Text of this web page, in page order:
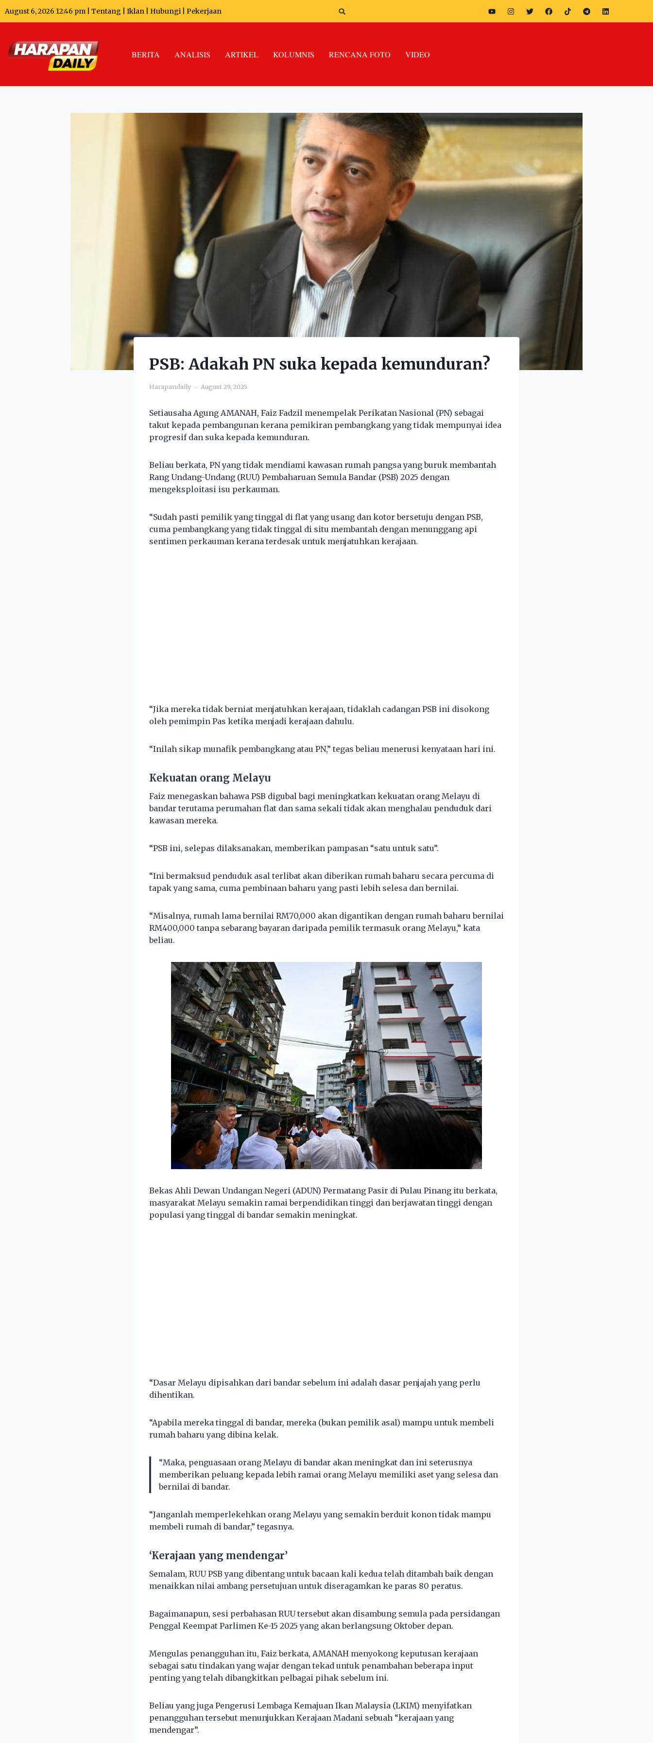
August 6, 2026 12:46 pm | Tentang Iklan Hubungi Pekerjaan
BERITA ANALISIS ARTIKEL KOLUMNIS RENCANA FOTO VIDEO
PSB: Adakah PN suka kepada kemunduran?
Harapandaily August 29, 2025
Setiausaha Agung AMANAH, Faiz Fadzil menempelak Perikatan Nasional (PN) sebagai
takut kepada pembangunan kerana pemikiran pembangkang yang tidak mempunyai idea
progresif dan suka kepada kemunduran.
Beliau berkata, PN yang tidak mendiami kawasan rumah pangsa yang buruk membantah
Rang Undang-Undang (RUU) Pembaharuan Semula Bandar (PSB) 2025 dengan
mengeksploitasi isu perkauman.
“Sudah pasti pemilik yang tinggal di flat yang usang dan kotor bersetuju dengan PSB,
cuma pembangkang yang tidak tinggal di situ membantah dengan menunggang api
sentimen perkauman kerana terdesak untuk menjatuhkan kerajaan.
“Jika mereka tidak berniat menjatuhkan kerajaan, tidaklah cadangan PSB ini disokong
oleh pemimpin Pas ketika menjadi kerajaan dahulu.
“Inilah sikap munafik pembangkang atau PN,” tegas beliau menerusi kenyataan hari ini.
Kekuatan orang Melayu
Faiz menegaskan bahawa PSB digubal bagi meningkatkan kekuatan orang Melayu di
bandar terutama perumahan flat dan sama sekali tidak akan menghalau penduduk dari
kawasan mereka.
“PSB ini, selepas dilaksanakan, memberikan pampasan “satu untuk satu”.
“Ini bermaksud penduduk asal terlibat akan diberikan rumah baharu secara percuma di
tapak yang sama, cuma pembinaan baharu yang pasti lebih selesa dan bernilai.
“Misalnya, rumah lama bernilai RM70,000 akan digantikan dengan rumah baharu bernilai
RM400,000 tanpa sebarang bayaran daripada pemilik termasuk orang Melayu,” kata
beliau.
Bekas Ahli Dewan Undangan Negeri (ADUN) Permatang Pasir di Pulau Pinang itu berkata,
masyarakat Melayu semakin ramai berpendidikan tinggi dan berjawatan tinggi dengan
populasi yang tinggal di bandar semakin meningkat.
“Dasar Melayu dipisahkan dari bandar sebelum ini adalah dasar penjajah yang perlu
dihentikan.
“Apabila mereka tinggal di bandar, mereka (bukan pemilik asal) mampu untuk membeli
rumah baharu yang dibina kelak.
“Maka, penguasaan orang Melayu di bandar akan meningkat dan ini seterusnya
memberikan peluang kepada lebih ramai orang Melayu memiliki aset yang selesa dan
bernilai di bandar.
“Janganlah memperlekehkan orang Melayu yang semakin berduit konon tidak mampu
membeli rumah di bandar,” tegasnya.
‘Kerajaan yang mendengar’
Semalam, RUU PSB yang dibentang untuk bacaan kali kedua telah ditambah baik dengan
menaikkan nilai ambang persetujuan untuk diseragamkan ke paras 80 peratus.
Bagaimanapun, sesi perbahasan RUU tersebut akan disambung semula pada persidangan
Penggal Keempat Parlimen Ke-15 2025 yang akan berlangsung Oktober depan.
Mengulas penangguhan itu, Faiz berkata, AMANAH menyokong keputusan kerajaan
sebagai satu tindakan yang wajar dengan tekad untuk penambahan beberapa input
penting yang telah dibangkitkan pelbagai pihak sebelum ini.
Beliau yang juga Pengerusi Lembaga Kemajuan Ikan Malaysia (LKIM) menyifatkan
penangguhan tersebut menunjukkan Kerajaan Madani sebuah “kerajaan yang
mendengar”.